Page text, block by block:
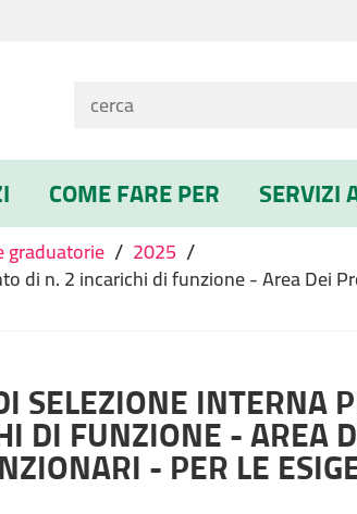
COME FARE PER SERVIZI
graduatorie / 2025 /
di n. 2 incarichi di funzione - Area Dei
SELEZIONE INTERNA
DI FUNZIONE - AREA
- PER LE